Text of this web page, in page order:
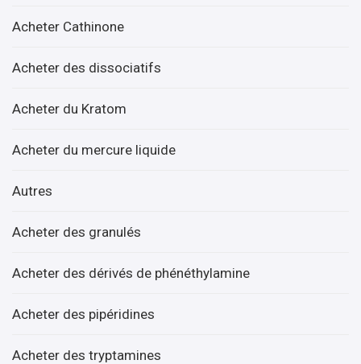
Acheter Cathinone
Acheter des dissociatifs
Acheter du Kratom
Acheter du mercure liquide
Autres
Acheter des granulés
Acheter des dérivés de phénéthylamine
Acheter des pipéridines
Acheter des tryptamines